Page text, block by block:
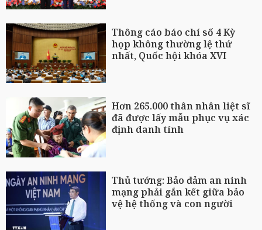
Thông cáo báo chí số 4 Kỳ
họp không thường lệ thứ
nhất, Quốc hội khóa XVI
Hơn 265.000 thân nhân liệt sĩ
đã được lấy mẫu phục vụ xác
định danh tính
Thủ tướng: Bảo đảm an ninh
mạng phải gắn kết giữa bảo
vệ hệ thống và con người